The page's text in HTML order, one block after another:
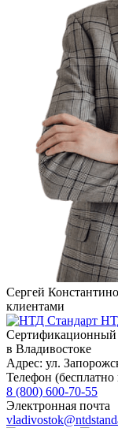
Сергей
клиентами
Сертификационный
в Владивостоке
Адрес: ул.
Телефон
8 (800) 600-70-55
Электронная почта